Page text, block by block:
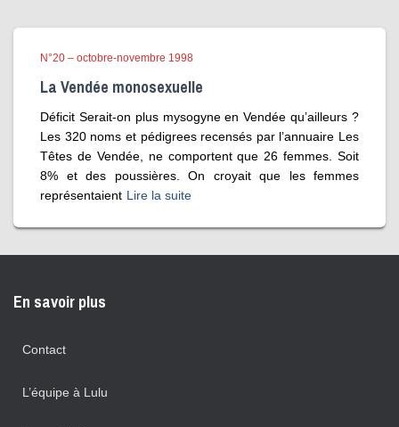
N°20 – octobre-novembre 1998
La Vendée monosexuelle
Déficit Serait-on plus mysogyne en Vendée qu’ailleurs ?
Les 320 noms et pédigrees recensés par l’annuaire Les
Têtes de Vendée, ne comportent que 26 femmes. Soit
8% et des poussières. On croyait que les femmes
représentaient Lire la suite
En savoir plus
Contact
L’équipe à Lulu